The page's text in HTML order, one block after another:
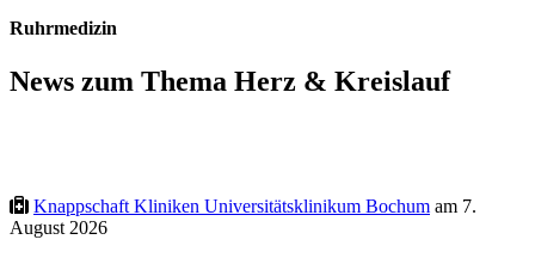
Ruhrmedizin
News zum Thema Herz & Kreislauf
Knappschaft Kliniken Universitätsklinikum Bochum am 7.
August 2026